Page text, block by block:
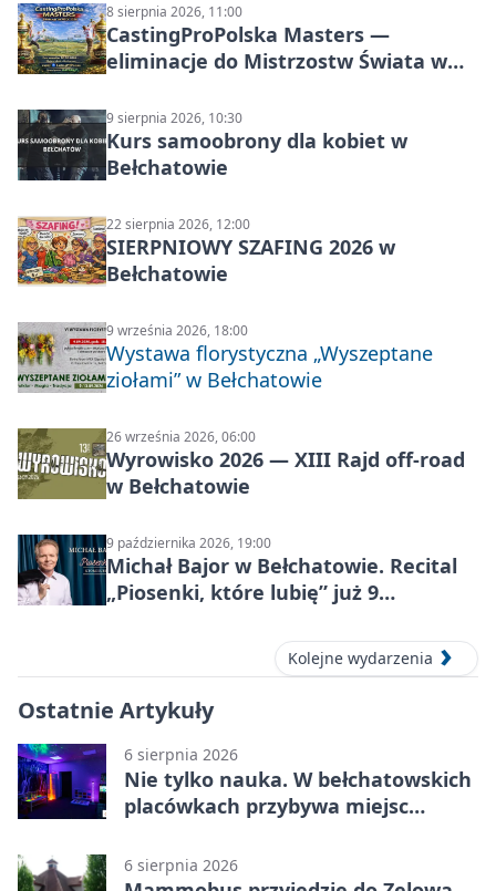
8 sierpnia 2026, 11:00
CastingProPolska Masters —
eliminacje do Mistrzostw Świata w
9 sierpnia 2026, 10:30
Kurs samoobrony dla kobiet w
Bełchatowie
22 sierpnia 2026, 12:00
SIERPNIOWY SZAFING 2026 w
Bełchatowie
9 września 2026, 18:00
Wystawa florystyczna „Wyszeptane
ziołami” w Bełchatowie
26 września 2026, 06:00
Wyrowisko 2026 — XIII Rajd off‑road
w Bełchatowie
9 października 2026, 19:00
Michał Bajor w Bełchatowie. Recital
„Piosenki, które lubię” już 9
Kolejne wydarzenia
Ostatnie Artykuły
6 sierpnia 2026
Nie tylko nauka. W bełchatowskich
placówkach przybywa miejsc
6 sierpnia 2026